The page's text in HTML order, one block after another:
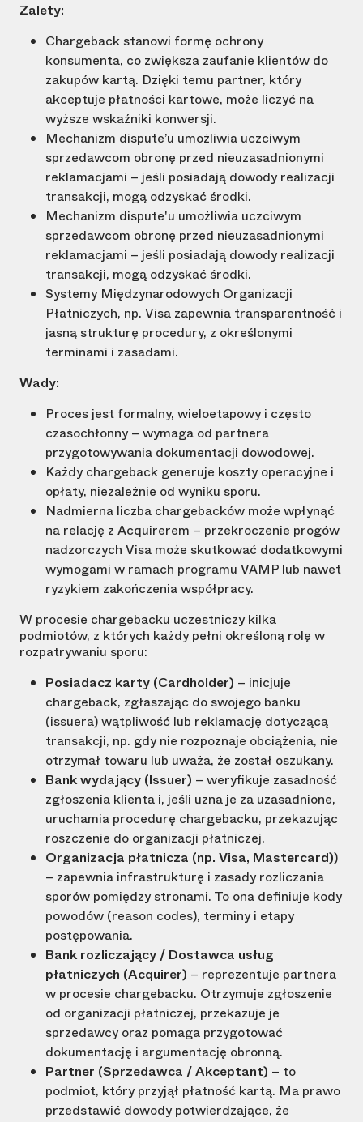
Zalety:
Chargeback stanowi formę ochrony
konsumenta, co zwiększa zaufanie klientów do
zakupów kartą. Dzięki temu partner, który
akceptuje płatności kartowe, może liczyć na
wyższe wskaźniki konwersji.
Mechanizm dispute’u umożliwia uczciwym
sprzedawcom obronę przed nieuzasadnionymi
reklamacjami – jeśli posiadają dowody realizacji
transakcji, mogą odzyskać środki.
Mechanizm dispute'u umożliwia uczciwym
sprzedawcom obronę przed nieuzasadnionymi
reklamacjami – jeśli posiadają dowody realizacji
transakcji, mogą odzyskać środki.
Systemy Międzynarodowych Organizacji
Płatniczych, np. Visa zapewnia transparentność i
jasną strukturę procedury, z określonymi
terminami i zasadami.
Wady:
Proces jest formalny, wieloetapowy i często
czasochłonny – wymaga od partnera
przygotowywania dokumentacji dowodowej.
Każdy chargeback generuje koszty operacyjne i
opłaty, niezależnie od wyniku sporu.
Nadmierna liczba chargebacków może wpłynąć
na relację z Acquirerem – przekroczenie progów
nadzorczych Visa może skutkować dodatkowymi
wymogami w ramach programu VAMP lub nawet
ryzykiem zakończenia współpracy.
W procesie chargebacku uczestniczy kilka
podmiotów, z których każdy pełni określoną rolę w
rozpatrywaniu sporu:
Posiadacz karty (Cardholder) – inicjuje
chargeback, zgłaszając do swojego banku
(issuera) wątpliwość lub reklamację dotyczącą
transakcji, np. gdy nie rozpoznaje obciążenia, nie
otrzymał towaru lub uważa, że został oszukany.
Bank wydający (Issuer) – weryfikuje zasadność
zgłoszenia klienta i, jeśli uzna je za uzasadnione,
uruchamia procedurę chargebacku, przekazując
roszczenie do organizacji płatniczej.
Organizacja płatnicza (np. Visa, Mastercard))
– zapewnia infrastrukturę i zasady rozliczania
sporów pomiędzy stronami. To ona definiuje kody
powodów (reason codes), terminy i etapy
postępowania.
Bank rozliczający / Dostawca usług
płatniczych (Acquirer) – reprezentuje partnera
w procesie chargebacku. Otrzymuje zgłoszenie
od organizacji płatniczej, przekazuje je
sprzedawcy oraz pomaga przygotować
dokumentację i argumentację obronną.
Partner (Sprzedawca / Akceptant) – to
podmiot, który przyjął płatność kartą. Ma prawo
przedstawić dowody potwierdzające, że